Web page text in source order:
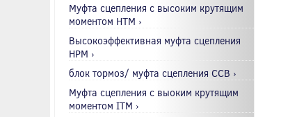
Муфта сцепления с высоким крутящим
моментом HTM ›
Высокоэффективная муфта сцепления
HPM ›
блок тормоз/ муфта сцепления CCB ›
Муфта сцепления с выоким крутящим
моментом ITM ›